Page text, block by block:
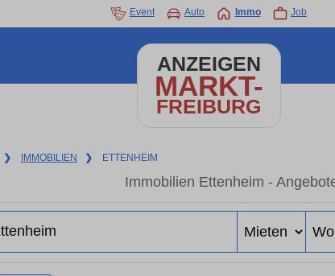
Event Auto Immo Job
ANZEIGEN
MARKT-
FREIBURG
❯ IMMOBILIEN ❯ ETTENHEIM
Immobilien Ettenheim -